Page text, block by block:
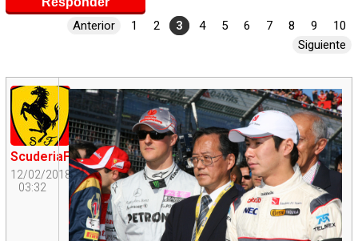
Anterior 1 2 3 4 5 6 7 8 9
10
Siguiente
ScuderiaFangio
12/02/2018
03:32